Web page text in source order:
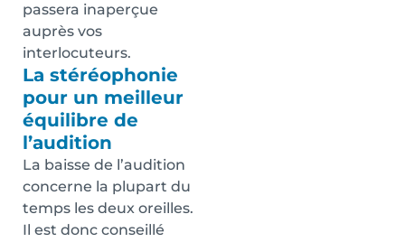
passera inaperçue
auprès vos
interlocuteurs.
La stéréophonie
pour un meilleur
équilibre de
l’audition
La baisse de l’audition
concerne la plupart du
temps les deux oreilles.
Il est donc conseillé